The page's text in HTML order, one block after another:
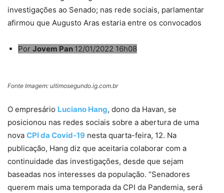
investigações ao Senado; nas rede sociais, parlamentar
afirmou que Augusto Aras estaria entre os convocados
Por Jovem Pan 12/01/2022 16h08
Fonte Imagem: ultimosegundo.ig.com.br
O empresário Luciano Hang, dono da Havan, se
posicionou nas redes sociais sobre a abertura de uma
nova CPI da Covid-19 nesta quarta-feira, 12. Na
publicação, Hang diz que aceitaria colaborar com a
continuidade das investigações, desde que sejam
baseadas nos interesses da população. “Senadores
querem mais uma temporada da CPI da Pandemia, será